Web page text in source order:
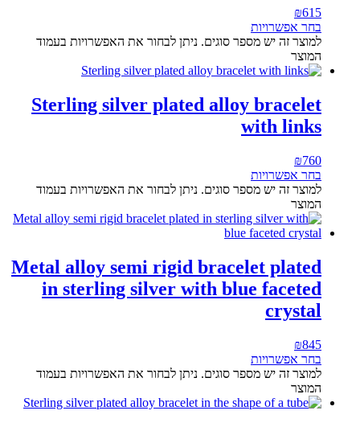
₪615
בחר אפשרויות
למוצר זה יש מספר סוגים. ניתן לבחור את האפשרויות בעמוד
המוצר
Sterling silver plated alloy bracelet
with links
₪760
בחר אפשרויות
למוצר זה יש מספר סוגים. ניתן לבחור את האפשרויות בעמוד
המוצר
Metal alloy semi rigid bracelet plated
in sterling silver with blue faceted
crystal
₪845
בחר אפשרויות
למוצר זה יש מספר סוגים. ניתן לבחור את האפשרויות בעמוד
המוצר